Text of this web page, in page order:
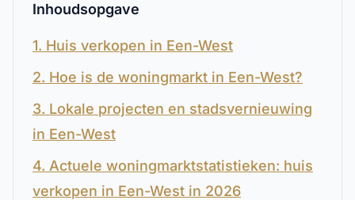
Inhoudsopgave
1. Huis verkopen in Een-West
2. Hoe is de woningmarkt in Een-West?
3. Lokale projecten en stadsvernieuwing
in Een-West
4. Actuele woningmarktstatistieken: huis
verkopen in Een-West in 2026